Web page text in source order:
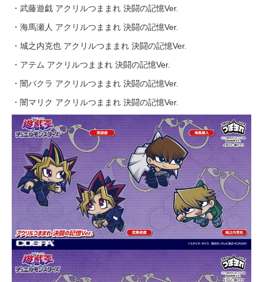
・武藤遊戯 アクリルつままれ 決闘の記憶Ver.
・海馬瀬人 アクリルつままれ 決闘の記憶Ver.
・城之内克也 アクリルつままれ 決闘の記憶Ver.
・アテム アクリルつままれ 決闘の記憶Ver.
・闇バクラ アクリルつままれ 決闘の記憶Ver.
・闇マリク アクリルつままれ 決闘の記憶Ver.